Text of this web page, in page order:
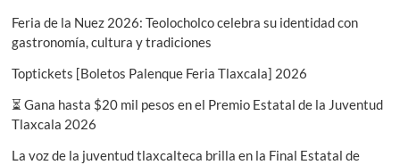
Feria de la Nuez 2026: Teolocholco celebra su identidad con
gastronomía, cultura y tradiciones
Toptickets [Boletos Palenque Feria Tlaxcala] 2026
⏳ Gana hasta $20 mil pesos en el Premio Estatal de la Juventud
Tlaxcala 2026
La voz de la juventud tlaxcalteca brilla en la Final Estatal de